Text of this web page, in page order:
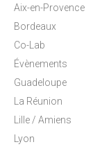
Aix-en-Provence
Bordeaux
Co-Lab
Évènements
Guadeloupe
La Réunion
Lille / Amiens
Lyon